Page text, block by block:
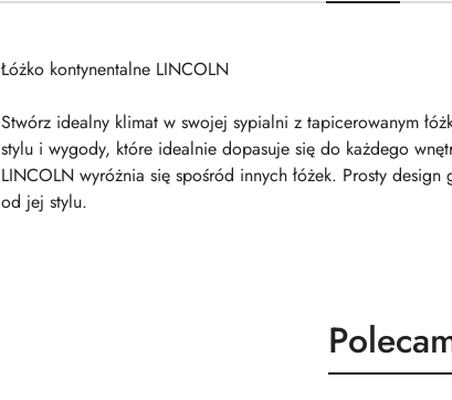
Łóżko kontynentalne LINCOLN
Stwórz idealny klimat w swojej sypialni z tapicerowanym
stylu i wygody, które idealnie dopasuje się do każdego
LINCOLN wyróżnia się spośród innych łóżek. Prosty
od jej stylu.
o